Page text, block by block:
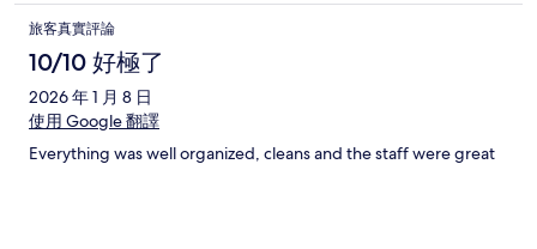
旅客真實評論
10/10 好極了
2026 年 1 月 8 日
使用 Google 翻譯
Everything was well organized, cleans and the staff were great